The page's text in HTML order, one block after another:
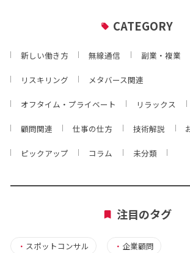
CATEGORY
新しい働き方 無線通信 副業・複業
リスキリング メタバース関連
オフタイム・プライベート リラックス
顧問関連 仕事の仕方 技術解説
ピックアップ コラム 未分類
注目のタグ
・ スポットコンサル ・ 企業顧問